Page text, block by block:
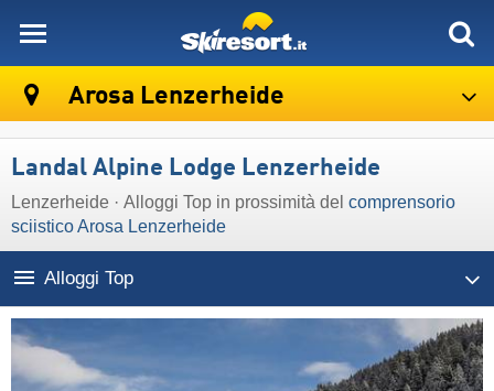
Arosa Lenzerheide
Landal Alpine Lodge Lenzerheide
Lenzerheide · Alloggi Top in prossimità del comprensorio
sciistico Arosa Lenzerheide
Alloggi Top